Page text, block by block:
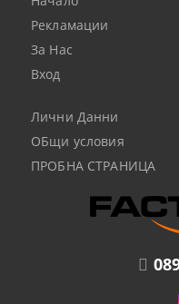
Рекламации
За Нас
Вход
Лични Данни
ОБщи условия
ПРОБНА СТРАНИЦА